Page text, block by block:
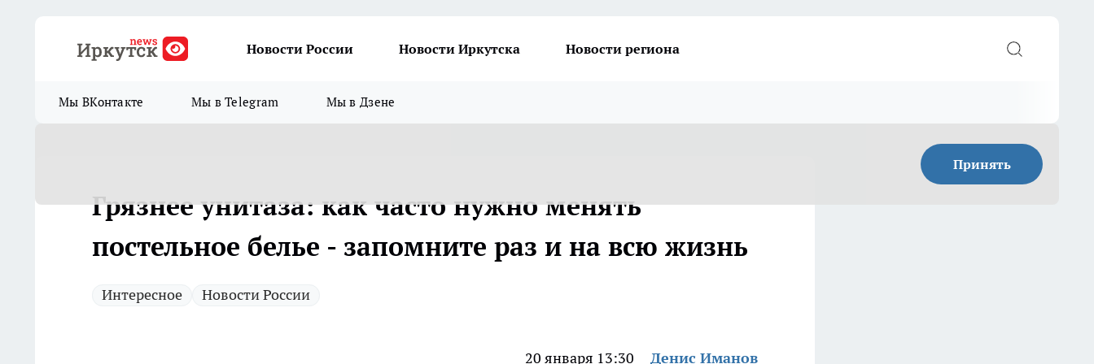
Новости России Новости Иркутска Новости региона
Мы ВКонтакте Мы в Telegram Мы в Дзене
Принять
Грязнее унитаза: как часто нужно менять
постельное белье - запомните раз и на всю жизнь
Интересное Новости России
20 января 13:30 Денис Иманов